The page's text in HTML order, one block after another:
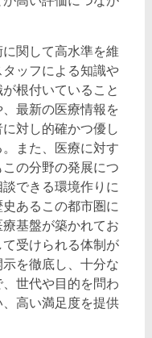
関して高水準を維
ッフによる知識や
根付いていること
最新の医療情報を
対し的確かつ優し
また、医療に対す
の分野の発展につ
できる環境作りに
あるこの都市圏に
基盤が築かれてお
受けられる体制が
を徹底し、十分な
世代や目的を問わ
高い満足度を提供